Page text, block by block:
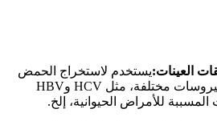
العينات:يستخدم لاستخراج الحمض
النووي DNA/RNA من فيروسات مختلفة، مثل HCV وHBV